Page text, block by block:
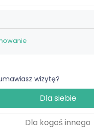
lekarska o e-Receptę -
lekarska: kontynuacja
wizytę?
Dla siebie
Dla kogoś innego